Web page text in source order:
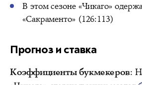
В этом сезоне «Чикаго»
«Сакраменто» (126:113)
Прогноз и ставка
Коэффициенты букмекеров: